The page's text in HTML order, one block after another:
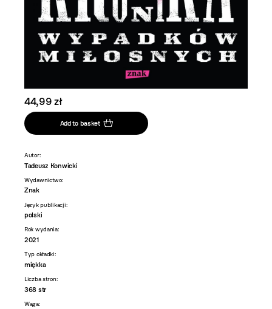
44,99 zł
Add to basket
Autor:
Tadeusz Konwicki
Wydawnictwo:
Znak
Język publikacji:
polski
Rok wydania:
2021
Typ okładki:
miękka
Liczba stron:
368 str
Waga: